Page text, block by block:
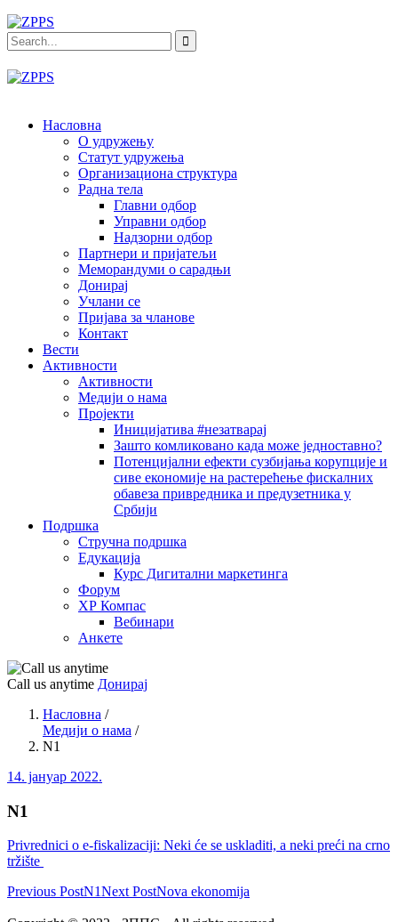
Насловна
О удружењу
Статут удружења
Организациона структура
Радна тела
Главни одбор
Управни одбор
Надзорни одбор
Партнери и пријатељи
Меморандуми о сарадњи
Донирај
Учлани се
Пријава за чланове
Контакт
Вести
Активности
Активности
Медији о нама
Пројекти
Иницијатива #незатварај
Зашто комликовано када може једноставно?
Потенцијални ефекти сузбијања корупције и
сиве економије на растерећење фискалних
обавеза привредника и предузетника у
Србији
Подршка
Стручна подршка
Едукација
Курс Дигитални маркетинга
Форум
ХР Компас
Вебинари
Анкете
Call us anytime Донирај
Насловна /
Медији о нама /
N1
14. јануар 2022.
N1
Privrednici o e-fiskalizaciji: Neki će se uskladiti, a neki preći na crno
tržište
Previous PostN1Next PostNova ekonomija